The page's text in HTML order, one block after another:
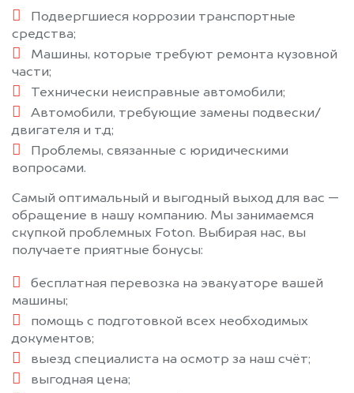
Подвергшиеся коррозии транспортные
средства;
Машины, которые требуют ремонта кузовной
части;
Технически неисправные автомобили;
Автомобили, требующие замены подвески/
двигателя и т.д;
Проблемы, связанные с юридическими
вопросами.
Самый оптимальный и выгодный выход для вас —
обращение в нашу компанию. Мы занимаемся
скупкой проблемных Foton. Выбирая нас, вы
получаете приятные бонусы:
бесплатная перевозка на эвакуаторе вашей
машины;
помощь с подготовкой всех необходимых
документов;
выезд специалиста на осмотр за наш счёт;
выгодная цена;